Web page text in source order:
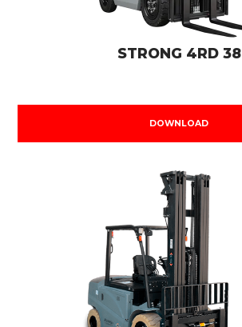
STRONG 4RD 38
DOWNLOAD